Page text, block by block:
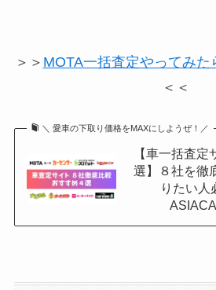
＞＞ MOTA一括査定やってみた
＜＜
＼ 愛車の下取り価格をMAXにしようぜ！／
【車一括査定
選】８社を徹
りたい人